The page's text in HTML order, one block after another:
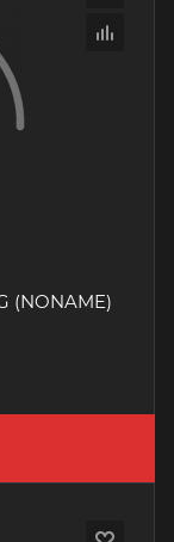
(NONAME)